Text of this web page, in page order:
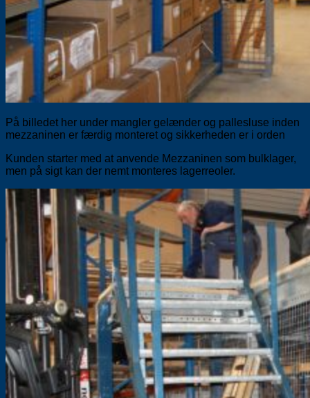
På billedet her under mangler gelænder og pallesluse inden
mezzaninen er færdig monteret og sikkerheden er i orden
Kunden starter med at anvende Mezzaninen som bulklager,
men på sigt kan der nemt monteres lagerreoler.